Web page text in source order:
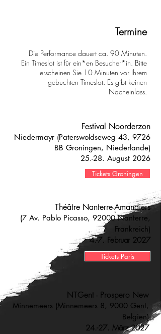
Termine
Die Performance dauert ca. 90 Minuten.
Ein Timeslot ist für ein*en Besucher*in. Bitte
erscheinen Sie 10 Minuten vor Ihrem
gebuchten Timeslot. Es gibt keinen
Nacheinlass.
Festival Noorderzon
Niedermayr (Paterswoldseweg 43, 9726
BB Groningen, Niederlande)
25.-28. August 2026
Tickets Groningen
Théâtre Nanterre-Amandiers
(7 Av. Pablo Picasso, 92000 Nanterre,
Frankreich)
4.-7. Februar 2027
Tickets Paris
NTGent - Prospero New
Minnemeers (Minnemeers 8, 9000 Gent,
Belgien)
24.-27. März 2027